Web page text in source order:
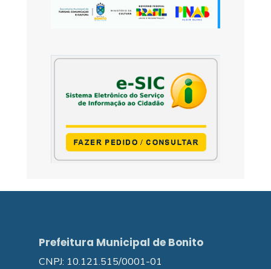
Prefeitura Municipal de Bonito
CNPJ: 10.121.515/0001-01